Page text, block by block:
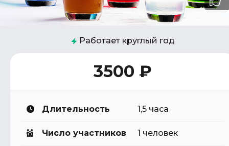
Работает круглый год
3500 ₽
Длительность 1,5 часа
Число участников 1 человек